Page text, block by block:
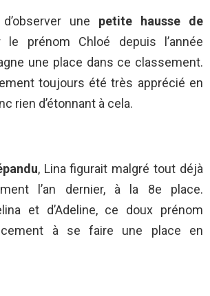
une petite hausse de
le prénom Chloé depuis l’année
une place dans ce classement.
toujours été très apprécié en
rien d’étonnant à cela.
, Lina figurait malgré tout déjà
l’an dernier, à la 8e place.
et d’Adeline, ce doux prénom
à se faire une place en